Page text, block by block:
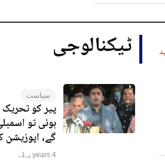
ٹیکنالوجی
سیاست
پیر کو
ہوئی تو
گے،
4 years پہلے